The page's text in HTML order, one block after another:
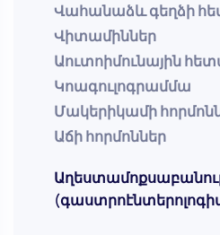
Վահանաձև գեղձի
Վիտամիններ
Աուտոիմունային
Կոագուլոգրամմա
Մակերիկամի
Աճի հորմոններ